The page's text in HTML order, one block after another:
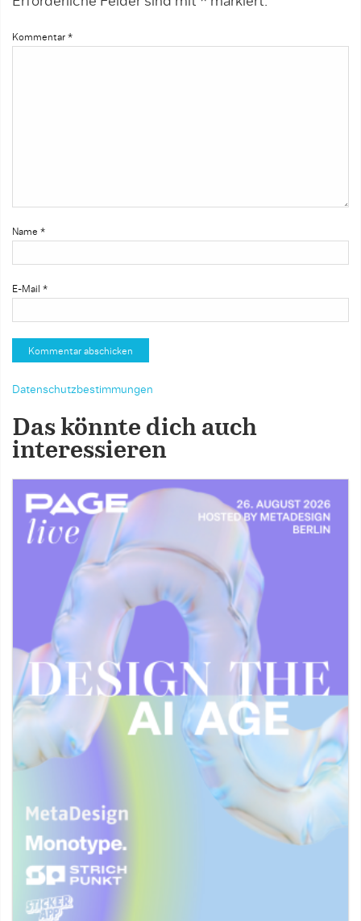
Kommentar *
Name *
E-Mail *
Datenschutzbestimmungen
Das könnte dich auch
interessieren